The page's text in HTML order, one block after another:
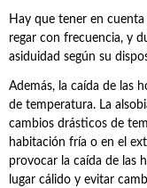
Hay que tener en
regar con frecuencia, y
asiduidad según su
Además, la caída de las
de temperatura. La
cambios drásticos de
habitación fría o en el
provocar la caída de las
lugar cálido y evitar